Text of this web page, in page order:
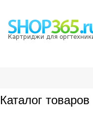
Картриджи для
Каталог товаров